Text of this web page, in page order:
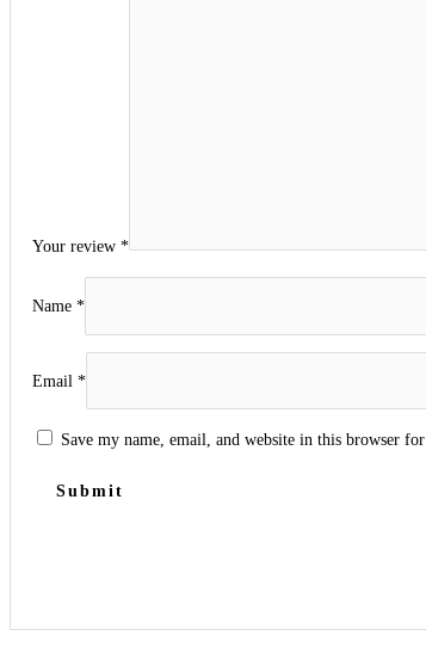
Your review*
Name*
Email*
Save my name, email, and website in this browser